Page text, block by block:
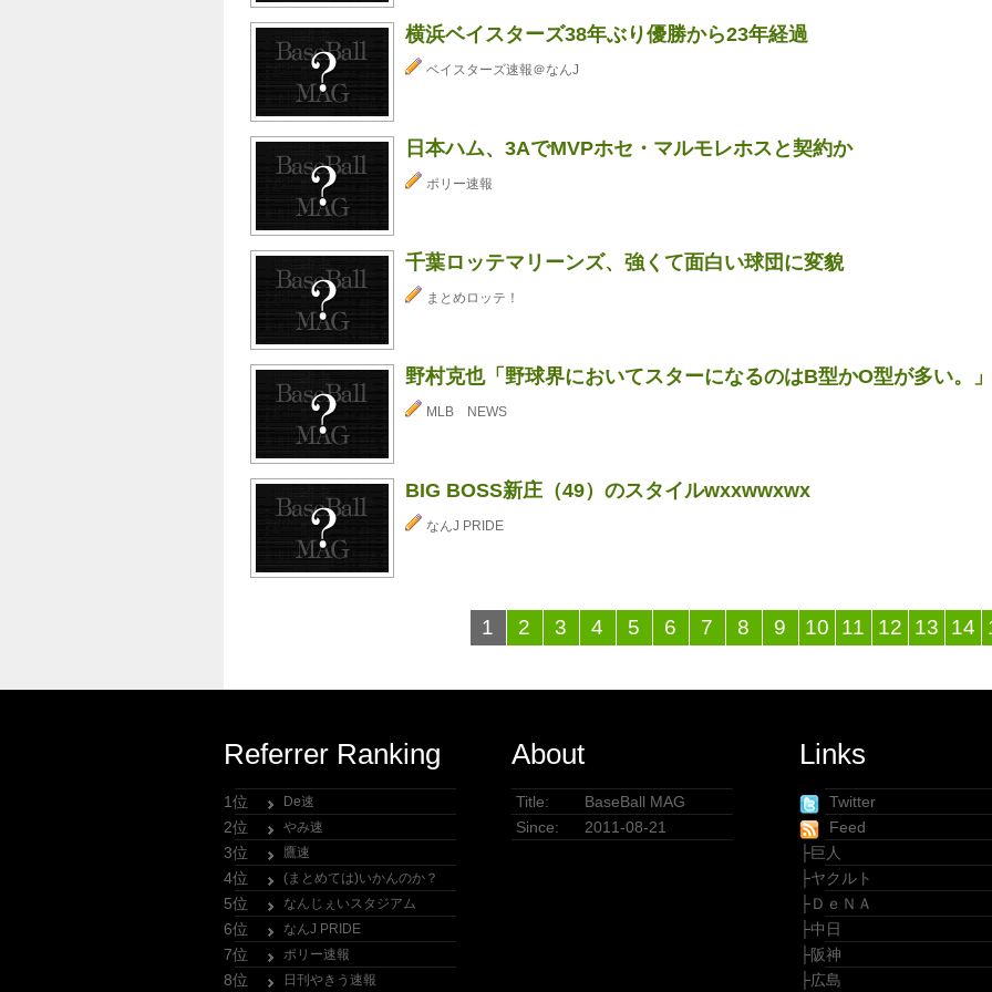
横浜ベイスターズ38年ぶり優勝から23年経過
ベイスターズ速報＠なんJ
日本ハム、3AでMVPホセ・マルモレホスと契約か
ポリー速報
千葉ロッテマリーンズ、強くて面白い球団に変貌
まとめロッテ！
野村克也「野球界においてスターになるのはB型かO型が多い。」
MLB NEWS
BIG BOSS新庄（49）のスタイルwxxwwxwx
なんJ PRIDE
1 2 3 4 5 6 7 8 9 10 11 12 13 14
Referrer Ranking
1位 De速
2位 やみ速
3位 鷹速
4位 (まとめては)いかんのか？
5位 なんじぇいスタジアム
6位 なんJ PRIDE
7位 ポリー速報
8位 日刊やきう速報
About
Title:
BaseBall MAG
Since:
2011-08-21
Links
Twitter
Feed
├巨人
├ヤクルト
├ＤｅＮＡ
├中日
├阪神
├広島